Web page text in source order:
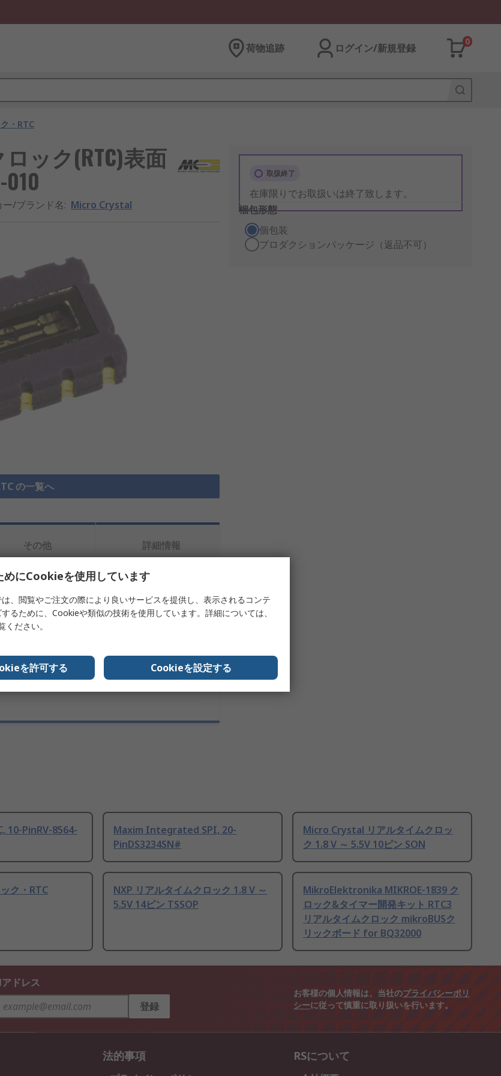
荷物追跡 ログイン/新規登録
0
・RTC
ック(RTC)表面
010
ー/ブランド名: Micro Crystal
の一覧へ
取扱終了
在庫限りでお取扱いは終了致します。
梱包形態
個包装
プロダクションパッケージ（返品不可）
その他 詳細情報
す。
内容
10-PinRV-8564-
Maxim Integrated SPI, 20-
PinDS3234SN#
Micro Crystal リアルタイムクロッ
ク 1.8 V ～ 5.5V 10ピン SON
ク・RTC
NXP リアルタイムクロック 1.8 V ～
5.5V 14ピン TSSOP
MikroElektronika MIKROE-1839 ク
ロック&タイマー開発キット RTC3
リアルタイムクロック mikroBUSク
リックボード for BQ32000
ドレス
登録
お客様の個人情報は、当社のプライバシーポリ
シーに従って慎重に取り扱いを行います。
法的事項 RSについて
めにCookieを使用しています
、閲覧やご注文の際により良いサービスを提供し、表示されるコンテ
るために、Cookieや類似の技術を使用しています。詳細については、
ください。
を許可する Cookieを設定する